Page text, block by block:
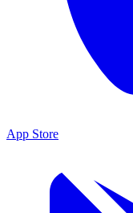
App Store